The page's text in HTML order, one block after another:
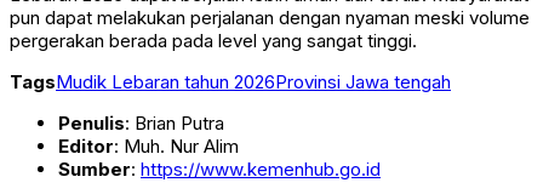
pun dapat melakukan perjalanan dengan nyaman meski volume
pergerakan berada pada level yang sangat tinggi.
TagsMudik Lebaran tahun 2026Provinsi Jawa tengah
Penulis: Brian Putra
Editor: Muh. Nur Alim
Sumber: https://www.kemenhub.go.id